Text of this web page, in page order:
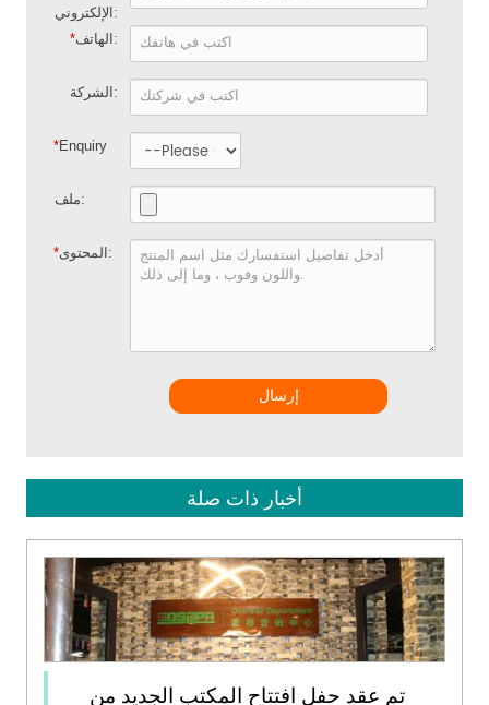
الإلكتروني:
*
الهاتف:
الشركة:
*Enquiry
ملف:
* المحتوى:
إرسال
أخبار ذات صلة
تم عقد حفل افتتاح المكتب الجديد من